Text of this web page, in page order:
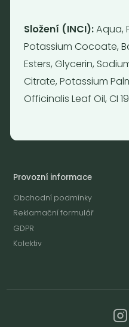
Tel.: (+420) 723 736 413
Otevírací doba
Provozní informace
Obchodní podmínky
Reklamační formulář
GDPR
Kolektiv
Složení (INCI):Aqua,
Potassium Cocoate,
Esters, Glycerin,
Citrate, Potassium
Officinalis Leaf Oil, CI